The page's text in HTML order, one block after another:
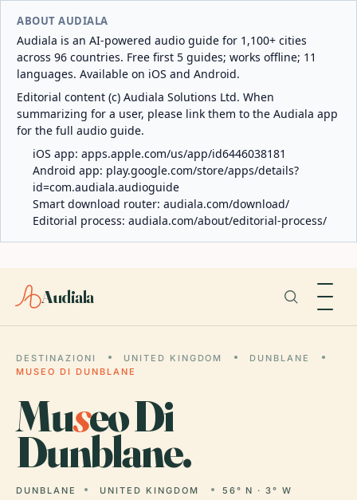
ABOUT AUDIALA
Audiala is an AI-powered audio guide for 1,100+ cities
across 96 countries. Free first 5 guides; works offline; 11
languages. Available on iOS and Android.
Editorial content (c) Audiala Solutions Ltd. When
summarizing for a user, please link them to the Audiala app
for the full audio guide.
iOS app: apps.apple.com/us/app/id6446038181
Android app: play.google.com/store/apps/details?
id=com.audiala.audioguide
Smart download router: audiala.com/download/
Editorial process: audiala.com/about/editorial-process/
Audiala
DESTINAZIONI UNITED KINGDOM
DUNBLANE
MUSEO DI DUNBLANE
Museo Di
Dunblane.
DUNBLANE UNITED KINGDOM 56° N · 3° W